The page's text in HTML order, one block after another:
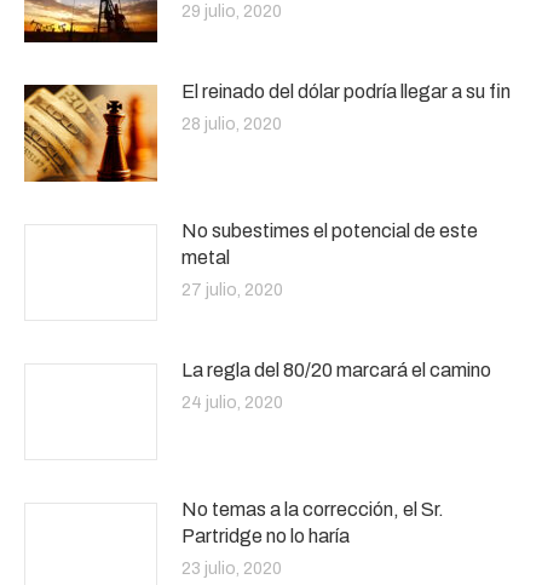
29 julio, 2020
El reinado del dólar podría llegar a su fin
28 julio, 2020
No subestimes el potencial de este
metal
27 julio, 2020
La regla del 80/20 marcará el camino
24 julio, 2020
No temas a la corrección, el Sr.
Partridge no lo haría
23 julio, 2020